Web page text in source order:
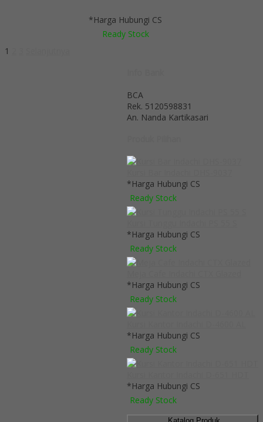
*Harga Hubungi CS
Ready Stock
1
BCA
Rek. 5120598831
An. Nanda Kartikasari
*Harga Hubungi CS
Ready Stock
*Harga Hubungi CS
Ready Stock
*Harga Hubungi CS
Ready Stock
*Harga Hubungi CS
Ready Stock
*Harga Hubungi CS
Ready Stock